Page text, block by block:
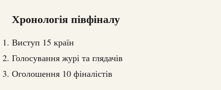
Хронологія півфіналу
Виступ 15 країн
Голосування журі та глядачів
Оголошення 10 фіналістів